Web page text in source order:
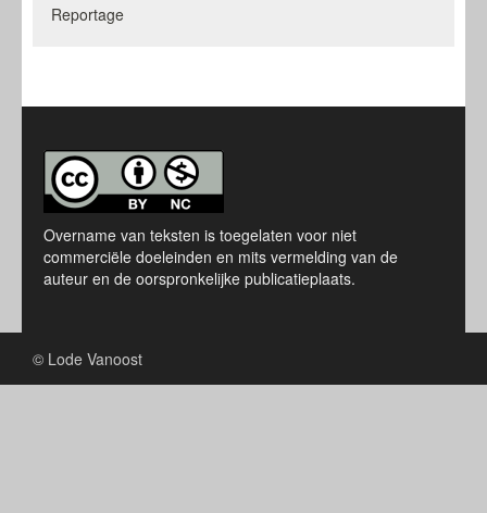
Reportage
Overname van teksten is toegelaten voor niet
commerciële doeleinden en mits vermelding van de
auteur en de oorspronkelijke publicatieplaats.
© Lode Vanoost